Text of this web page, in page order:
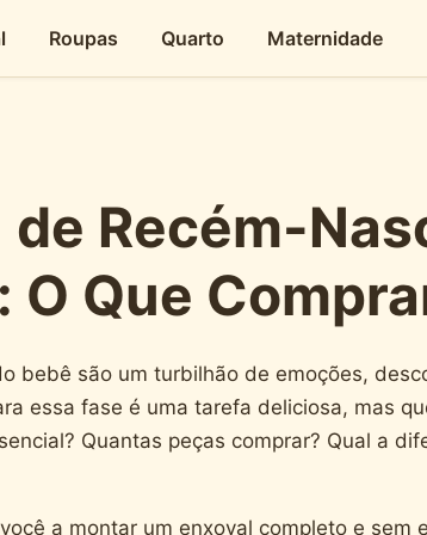
Roupas Quarto Maternidade
de Recém-
O Que
bebê são um turbilhão de emoções,
essa fase é uma tarefa deliciosa, mas
Quantas peças comprar? Qual a
a montar um enxoval completo e sem